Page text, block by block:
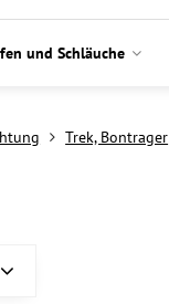
und Schläuche
Trek, Bontrager